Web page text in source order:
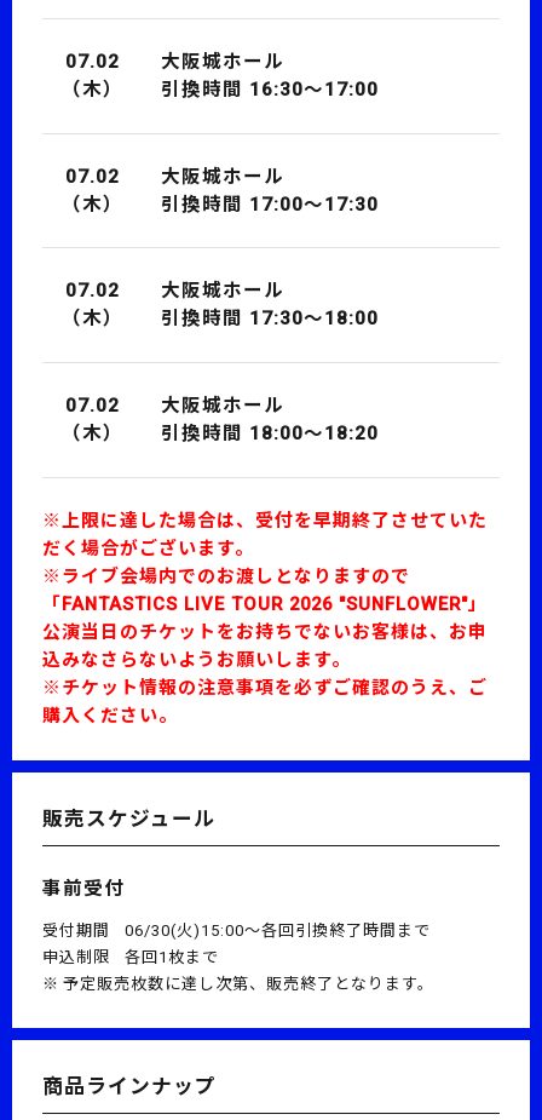
07.02
（木）
大阪城ホール
引換時間 16:30～17:00
07.02
（木）
大阪城ホール
引換時間 17:00～17:30
07.02
（木）
大阪城ホール
引換時間 17:30～18:00
07.02
（木）
大阪城ホール
引換時間 18:00～18:20
※上限に達した場合は、受付を早期終了させていた
だく場合がございます。
※ライブ会場内でのお渡しとなりますので
「FANTASTICS LIVE TOUR 2026 "SUNFLOWER"」
公演当日のチケットをお持ちでないお客様は、お申
込みなさらないようお願いします。
※チケット情報の注意事項を必ずご確認のうえ、ご
購入ください。
販売スケジュール
事前受付
受付期間
06/30(火)15:00～各回引換終了時間まで
申込制限
各回1枚まで
予定販売枚数に達し次第、販売終了となります。
商品ラインナップ